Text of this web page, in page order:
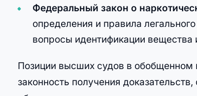
Федеральный закон о
определения и правила
вопросы идентификации вещества
Позиции высших судов в обобщенном
законность получения